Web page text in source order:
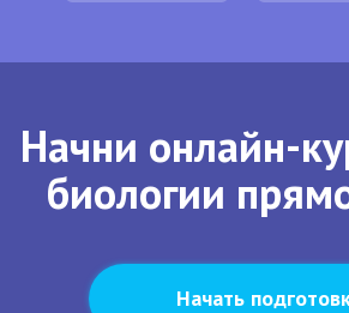
Начни онлайн-
биологии
Начать